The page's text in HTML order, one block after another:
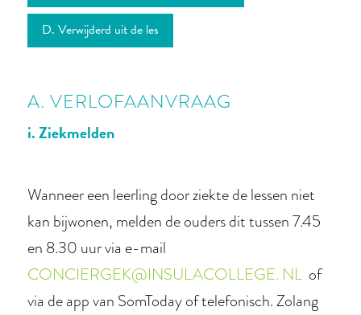
D. Verwijderd uit de les
A. VERLOFAANVRAAG
i. Ziekmelden
Wanneer een leerling door ziekte de lessen niet
kan bijwonen, melden de ouders dit tussen 7.45
en 8.30 uur via e-mail
CONCIERGEK@INSULACOLLEGE. NL of
via de app van SomToday of telefonisch. Zolang